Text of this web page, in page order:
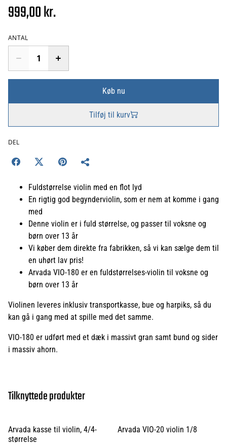
999,00 kr.
ANTAL
Køb nu
Tilføj til kurv
DEL
Fuldstørrelse violin med en flot lyd
En rigtig god begynderviolin, som er nem at komme i gang
med
Denne violin er i fuld størrelse, og passer til voksne og
børn over 13 år
Vi køber dem direkte fra fabrikken, så vi kan sælge dem til
en uhørt lav pris!
Arvada VIO-180 er en fuldstørrelses-violin til voksne og
børn over 13 år
Violinen leveres inklusiv transportkasse, bue og harpiks, så du
kan gå i gang med at spille med det samme.
VIO-180 er udført med et dæk i massivt gran samt bund og sider
i massiv ahorn.
Tilknyttede produkter
Arvada kasse til violin, 4/4-
størrelse
Arvada VIO-20 violin 1/8